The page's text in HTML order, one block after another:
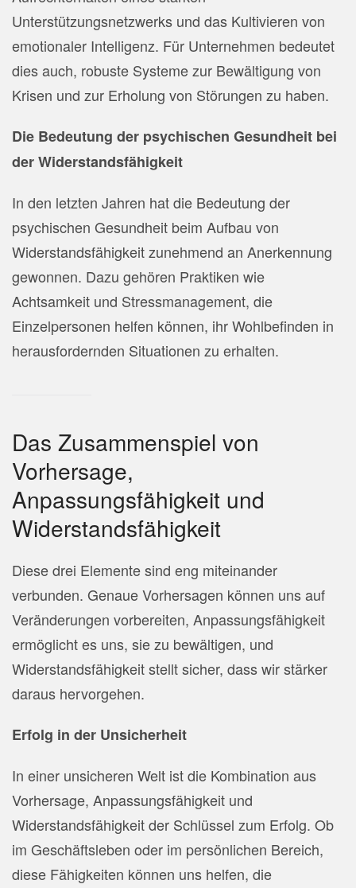
Unterstützungsnetzwerks und das Kultivieren von
emotionaler Intelligenz. Für Unternehmen bedeutet
dies auch, robuste Systeme zur Bewältigung von
Krisen und zur Erholung von Störungen zu haben.
Die Bedeutung der psychischen Gesundheit bei
der Widerstandsfähigkeit
In den letzten Jahren hat die Bedeutung der
psychischen Gesundheit beim Aufbau von
Widerstandsfähigkeit zunehmend an Anerkennung
gewonnen. Dazu gehören Praktiken wie
Achtsamkeit und Stressmanagement, die
Einzelpersonen helfen können, ihr Wohlbefinden in
herausfordernden Situationen zu erhalten.
Das Zusammenspiel von
Vorhersage,
Anpassungsfähigkeit und
Widerstandsfähigkeit
Diese drei Elemente sind eng miteinander
verbunden. Genaue Vorhersagen können uns auf
Veränderungen vorbereiten, Anpassungsfähigkeit
ermöglicht es uns, sie zu bewältigen, und
Widerstandsfähigkeit stellt sicher, dass wir stärker
daraus hervorgehen.
Erfolg in der Unsicherheit
In einer unsicheren Welt ist die Kombination aus
Vorhersage, Anpassungsfähigkeit und
Widerstandsfähigkeit der Schlüssel zum Erfolg. Ob
im Geschäftsleben oder im persönlichen Bereich,
diese Fähigkeiten können uns helfen, die